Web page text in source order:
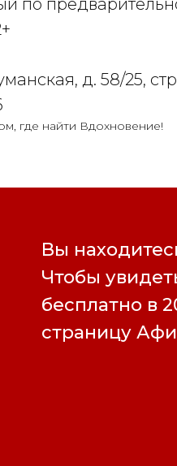
по
д. 58/25,
где найти Вдохновение!
Вы
Чтобы
бесплатно в
страницу